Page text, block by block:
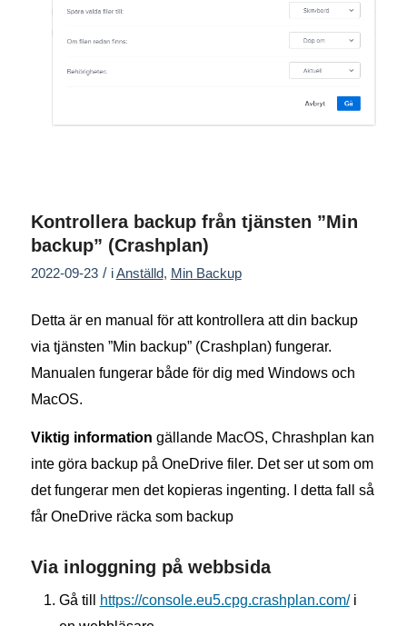
Kontrollera backup från tjänsten ”Min
backup” (Crashplan)
2022-09-23 / iAnställd, Min Backup
Detta är en manual för att kontrollera att din backup
via tjänsten ”Min backup” (Crashplan) fungerar.
Manualen fungerar både för dig med Windows och
MacOS.
Viktig information gällande MacOS, Chrashplan kan
inte göra backup på OneDrive filer. Det ser ut som om
det fungerar men det kopieras ingenting. I detta fall så
får OneDrive räcka som backup
Via inloggning på webbsida
Gå till https://console.eu5.cpg.crashplan.com/i